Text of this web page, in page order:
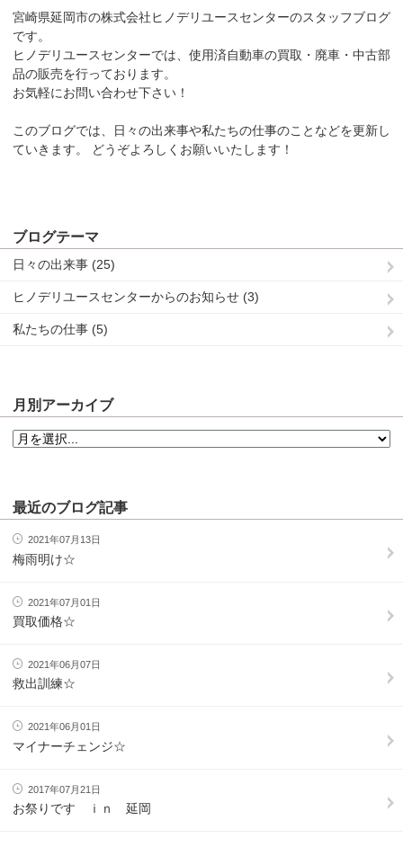
宮崎県延岡市の株式会社ヒノデリユースセンターのスタッフブログ
です。
ヒノデリユースセンターでは、使用済自動車の買取・廃車・中古部
品の販売を行っております。
お気軽にお問い合わせ下さい！
このブログでは、日々の出来事や私たちの仕事のことなどを更新し
ていきます。
どうぞよろしくお願いいたします！
ブログテーマ
日々の出来事 (25)
ヒノデリユースセンターからのお知らせ (3)
私たちの仕事 (5)
月別アーカイブ
最近のブログ記事
2021年07月13日
梅雨明け☆
2021年07月01日
買取価格☆
2021年06月07日
救出訓練☆
2021年06月01日
マイナーチェンジ☆
2017年07月21日
お祭りです ｉｎ 延岡